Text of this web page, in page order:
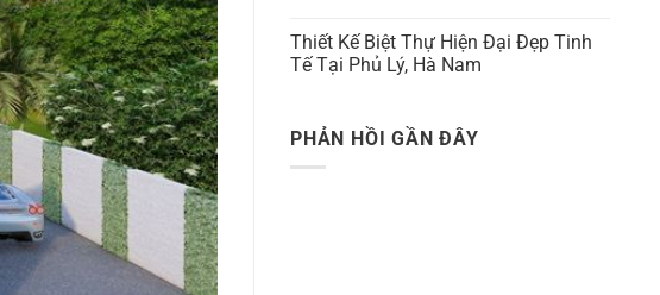
Thiết Kế Biệt Thự Hiện Đại Đẹp Tinh
Tế Tại Phủ Lý, Hà Nam
PHẢN HỒI GẦN ĐÂY